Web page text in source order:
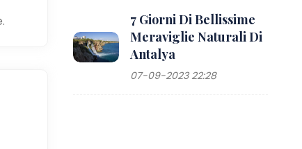
7 Giorni Di Bellissime
Meraviglie Naturali Di
Antalya
07-09-2023 22:28